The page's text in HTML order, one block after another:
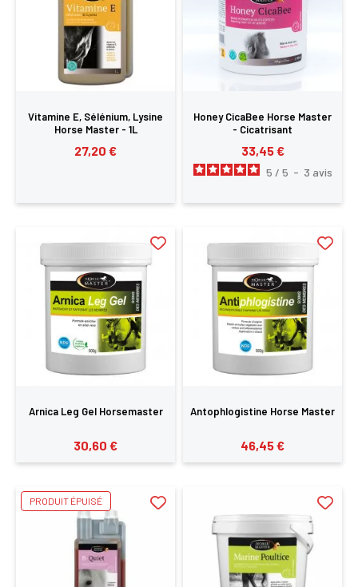
Vitamine E, Sélénium, Lysine
Horse Master - 1L
27,20 €
Honey CicaBee Horse Master
- Cicatrisant
33,45 €
5 / 5 - 3 avis
Arnica Leg Gel Horsemaster
30,60 €
Antophlogistine Horse Master
46,45 €
PRODUIT ÉPUISÉ
×
Vous devez être connecté pour enregistrer des
produits dans votre liste d'envie